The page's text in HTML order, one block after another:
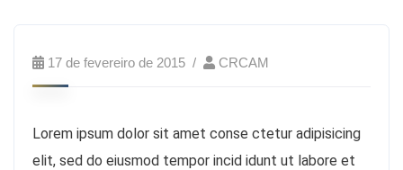
17 de fevereiro de 2015 CRCAM
Lorem ipsum dolor sit amet conse ctetur adipisicing
elit, sed do eiusmod tempor incid idunt ut labore et